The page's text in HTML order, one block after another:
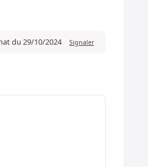
du 29/10/2024 Signaler